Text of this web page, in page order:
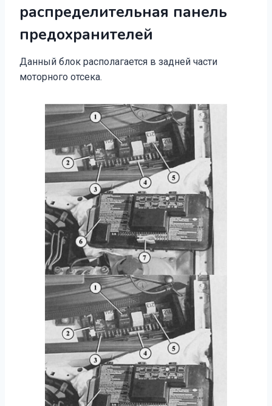
распределительная панель
предохранителей
Данный блок располагается в задней части
моторного отсека.